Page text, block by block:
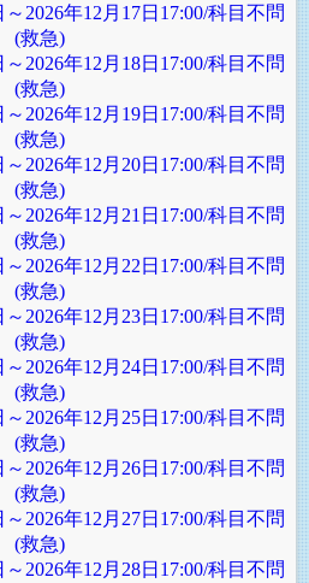
～2026年12月17日17:00/科目不問
(救急)
～2026年12月18日17:00/科目不問
(救急)
～2026年12月19日17:00/科目不問
(救急)
～2026年12月20日17:00/科目不問
(救急)
～2026年12月21日17:00/科目不問
(救急)
～2026年12月22日17:00/科目不問
(救急)
～2026年12月23日17:00/科目不問
(救急)
～2026年12月24日17:00/科目不問
(救急)
～2026年12月25日17:00/科目不問
(救急)
～2026年12月26日17:00/科目不問
(救急)
～2026年12月27日17:00/科目不問
(救急)
～2026年12月28日17:00/科目不問